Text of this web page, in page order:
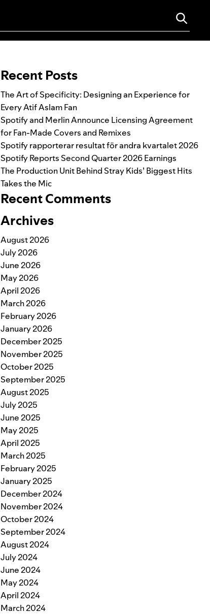
Recent Posts
The Art of Specificity: Designing an Experience for
Every Atif Aslam Fan
Spotify and Merlin Announce Licensing Agreement
for Fan-Made Covers and Remixes
Spotify rapporterar resultat för andra kvartalet 2026
Spotify Reports Second Quarter 2026 Earnings
The Production Unit Behind Stray Kids’ Biggest Hits
Takes the Mic
Recent Comments
Archives
August 2026
July 2026
June 2026
May 2026
April 2026
March 2026
February 2026
January 2026
December 2025
November 2025
October 2025
September 2025
August 2025
July 2025
June 2025
May 2025
April 2025
March 2025
February 2025
January 2025
December 2024
November 2024
October 2024
September 2024
August 2024
July 2024
June 2024
May 2024
April 2024
March 2024